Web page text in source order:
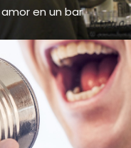
en un bar